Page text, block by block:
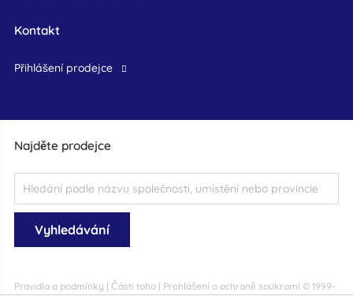
Najděte prodejce
Pravidla a podmínky | Části toho| Prohlášení o ochraně soukromí© 1999-
Kontakt
přihlášení prodejce